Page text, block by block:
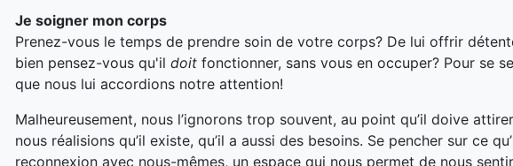
Je soigner mon corps
Prenez-vous le temps de prendre soin de votre corps? De lui offrir
bien pensez-vous qu'il doit fonctionner, sans vous en occuper? Pour se
que nous lui accordions notre attention!
Malheureusement, nous l’ignorons trop souvent, au point qu’il doive
nous réalisions qu’il existe, qu’il a aussi des besoins. Se pencher sur ce
reconnexion avec nous-mêmes, un espace qui nous permet de nous